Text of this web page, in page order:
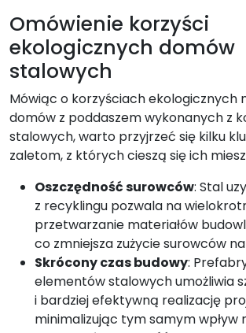
Omówienie korzyści
ekologicznych domów
stalowych
Mówiąc o korzyściach ekologicznych
domów z poddaszem wykonanych z
stalowych, warto przyjrzeć się kilku
zaletom, z których cieszą się ich
Oszczędność surowców: Stal
z recyklingu pozwala na
przetwarzanie materiałów
co zmniejsza zużycie surowców
Skrócony czas budowy:
elementów stalowych umożliwia
i bardziej efektywną realizację
minimalizując tym samym wpływ